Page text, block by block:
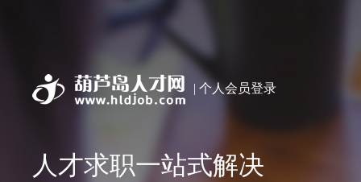
| 个人会员登录
人才求职一站式解决